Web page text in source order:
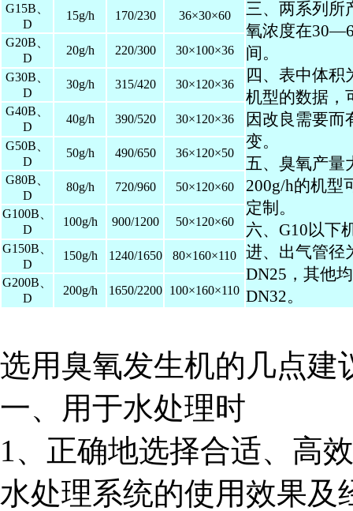
三、两系列所
氧浓度在
间。
四、表中体积
机型的数据，
因改良需要而
变。
五、臭氧产量
200g/h的机型
定制。
六、G10以下
进、出气管径
DN25，其他
DN32。
G15B、
D
15g/h 170/230
36×30×60
G20B、
D
20g/h 220/300
30×100×36
G30B、
D
30g/h 315/420
30×120×36
G40B、
D
40g/h 390/520
30×120×36
G50B、
D
50g/h 490/650
36×120×50
G80B、
D
80g/h 720/960
50×120×60
G100B、
D
100g/h 900/1200
50×120×60
G150B、
D
150g/h 1240/1650
80×160×110
G200B、
D
200g/h 1650/2200 100×160×110
选用臭氧发生机的几点建
一、用于水处理时
1、正确地选择合适、高
水处理系统的使用效果及